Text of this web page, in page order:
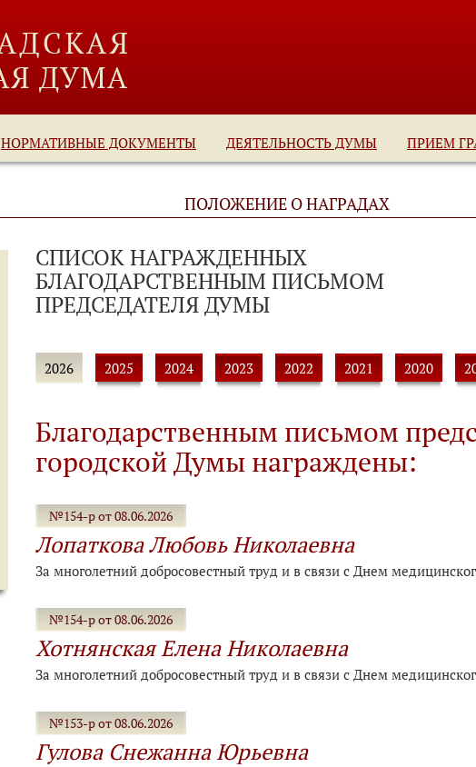
НОРМАТИВНЫЕ ДОКУМЕНТЫ ДЕЯТЕЛЬНОСТЬ ДУМЫ ПРИЕМ
ПОЛОЖЕНИЕ О НАГРАДАХ
СПИСОК НАГРАЖДЕННЫХ
БЛАГОДАРСТВЕННЫМ ПИСЬМОМ
ПРЕДСЕДАТЕЛЯ ДУМЫ
2026 2025 2024 2023 2022 2021 2020
Благодарственным письмом
городской Думы награждены:
№154-р от 08.06.2026
Лопаткова Любовь Николаевна
За многолетний добросовестный труд и в связи с Днем
№154-р от 08.06.2026
Хотнянская Елена Николаевна
За многолетний добросовестный труд и в связи с Днем
№153-р от 08.06.2026
Гулова Снежанна Юрьевна